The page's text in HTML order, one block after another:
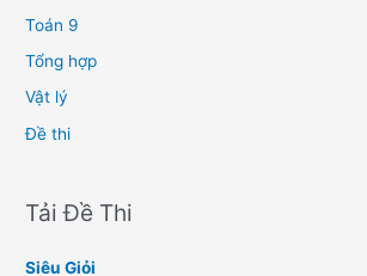
Toán 9
Tổng hợp
Vật lý
Đề thi
Tải Đề Thi
Siêu Giỏi